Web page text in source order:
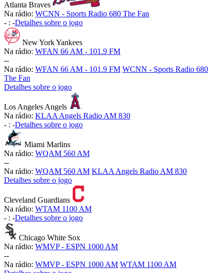
Atlanta Braves
Na rádio: WCNN - Sports Radio 680 The Fan
- : -Detalhes sobre o jogo
New York Yankees
Na rádio: WFAN 66 AM - 101.9 FM
--
Na rádio: WFAN 66 AM - 101.9 FM WCNN - Sports Radio 680
The Fan
Detalhes sobre o jogo
Los Angeles Angels
Na rádio: KLAA Angels Radio AM 830
- : -Detalhes sobre o jogo
Miami Marlins
Na rádio: WQAM 560 AM
--
Na rádio: WQAM 560 AM KLAA Angels Radio AM 830
Detalhes sobre o jogo
Cleveland Guardians
Na rádio: WTAM 1100 AM
- : -Detalhes sobre o jogo
Chicago White Sox
Na rádio: WMVP - ESPN 1000 AM
--
Na rádio: WMVP - ESPN 1000 AM WTAM 1100 AM